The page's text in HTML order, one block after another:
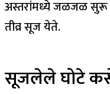
अस्तरांमध्ये जळजळ सुरू
तीव्र सूज येते.
सूजलेले घोटे